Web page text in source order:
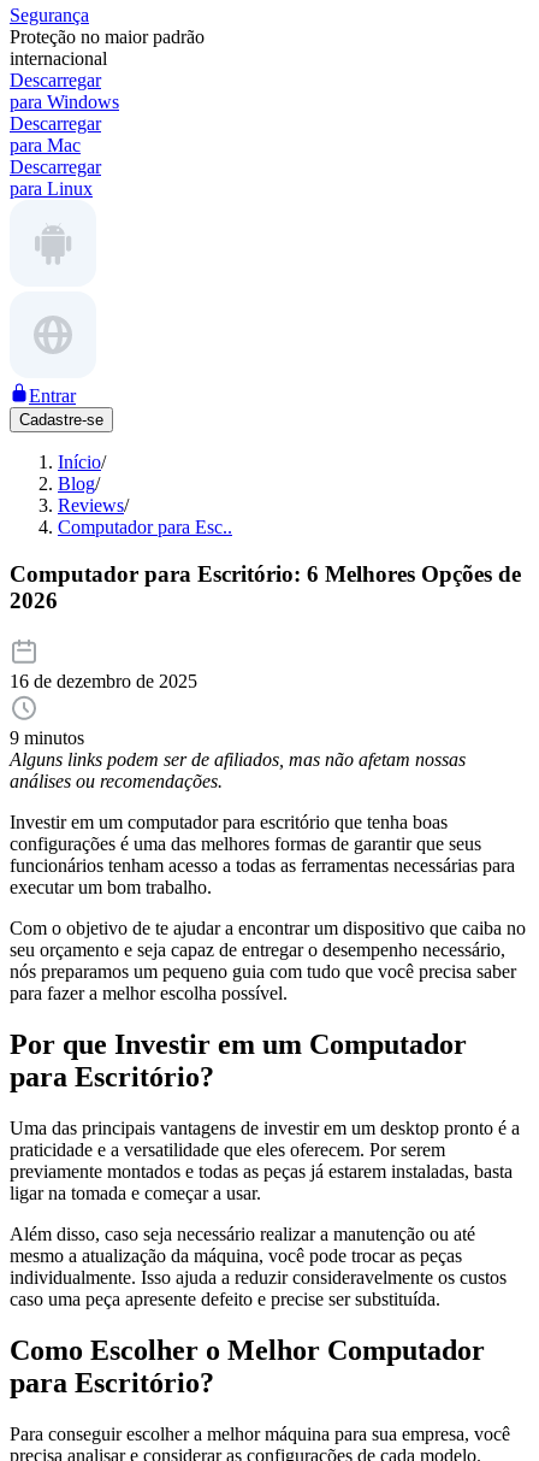
Segurança
Proteção no maior padrão
internacional
Descarregar
para Windows
Descarregar
para Mac
Descarregar
para Linux
Entrar
Cadastre-se
Início/
Blog/
Reviews/
Computador para Esc..
Computador para Escritório: 6 Melhores Opções de
2026
16 de dezembro de 2025
9 minutos
Alguns links podem ser de afiliados, mas não afetam nossas
análises ou recomendações.
Investir em um computador para escritório que tenha boas
configurações é uma das melhores formas de garantir que seus
funcionários tenham acesso a todas as ferramentas necessárias para
executar um bom trabalho.
Com o objetivo de te ajudar a encontrar um dispositivo que caiba no
seu orçamento e seja capaz de entregar o desempenho necessário,
nós preparamos um pequeno guia com tudo que você precisa saber
para fazer a melhor escolha possível.
Por que Investir em um Computador
para Escritório?
Uma das principais vantagens de investir em um desktop pronto é a
praticidade e a versatilidade que eles oferecem. Por serem
previamente montados e todas as peças já estarem instaladas, basta
ligar na tomada e começar a usar.
Além disso, caso seja necessário realizar a manutenção ou até
mesmo a atualização da máquina, você pode trocar as peças
individualmente. Isso ajuda a reduzir consideravelmente os custos
caso uma peça apresente defeito e precise ser substituída.
Como Escolher o Melhor Computador
para Escritório?
Para conseguir escolher a melhor máquina para sua empresa, você
precisa analisar e considerar as configurações de cada modelo.